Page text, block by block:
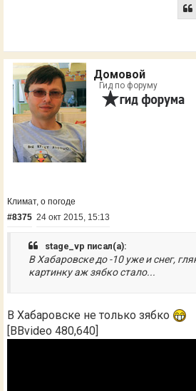
Домовой
Гид по форуму
Климат, о погоде
#8375 24 окт 2015, 15:13
stage_vp писал(а):
В Хабаровске до -10 уже и снег,
картинку аж зябко стало...
В Хабаровске не только зябко
[BBvideo 480,640]